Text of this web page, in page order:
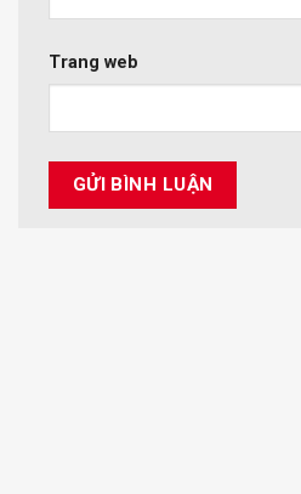
Trang web